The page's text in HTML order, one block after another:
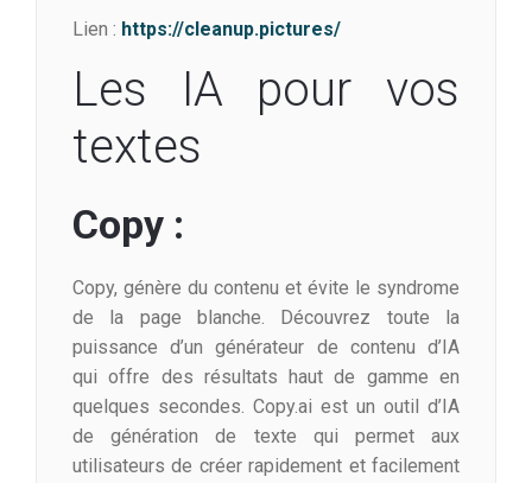
Lien : https://cleanup.pictures/
Les IA pour vos
textes
Copy :
Copy, génère du contenu et évite le syndrome
de la page blanche. Découvrez toute la
puissance d’un générateur de contenu d’IA
qui offre des résultats haut de gamme en
quelques secondes. Copy.ai est un outil d’IA
de génération de texte qui permet aux
utilisateurs de créer rapidement et facilement